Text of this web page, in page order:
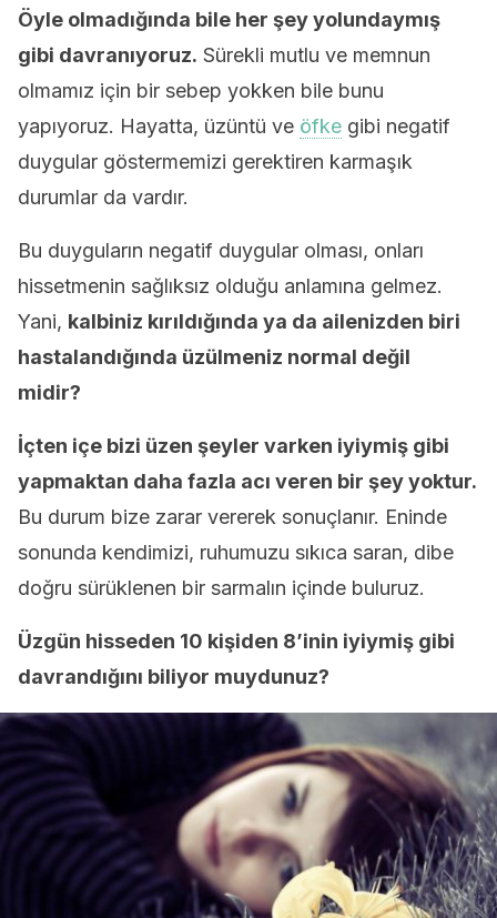
Öyle olmadığında bile her şey yolundaymış
gibi davranıyoruz. Sürekli mutlu ve memnun
olmamız için bir sebep yokken bile bunu
yapıyoruz. Hayatta, üzüntü ve öfke gibi negatif
duygular göstermemizi gerektiren karmaşık
durumlar da vardır.
Bu duyguların negatif duygular olması, onları
hissetmenin sağlıksız olduğu anlamına gelmez.
Yani, kalbiniz kırıldığında ya da ailenizden biri
hastalandığında üzülmeniz normal değil
midir?
İçten içe bizi üzen şeyler varken iyiymiş gibi
yapmaktan daha fazla acı veren bir şey yoktur.
Bu durum bize zarar vererek sonuçlanır. Eninde
sonunda kendimizi, ruhumuzu sıkıca saran, dibe
doğru sürüklenen bir sarmalın içinde buluruz.
Üzgün hisseden 10 kişiden 8’inin iyiymiş gibi
davrandığını biliyor muydunuz?